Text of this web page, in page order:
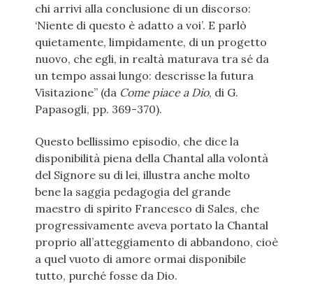
chi arrivi alla conclusione di un discorso:
‘Niente di questo è adatto a voi’. E parlò
quietamente, limpidamente, di un progetto
nuovo, che egli, in realtà maturava tra sé da
un tempo assai lungo: descrisse la futura
Visitazione” (da Come piace a Dio, di G.
Papasogli, pp. 369-370).
Questo bellissimo episodio, che dice la
disponibilità piena della Chantal alla volontà
del Signore su di lei, illustra anche molto
bene la saggia pedagogia del grande
maestro di spirito Francesco di Sales, che
progressivamente aveva portato la Chantal
proprio all’atteggiamento di abbandono, cioè
a quel vuoto di amore ormai disponibile
tutto, purché fosse da Dio.